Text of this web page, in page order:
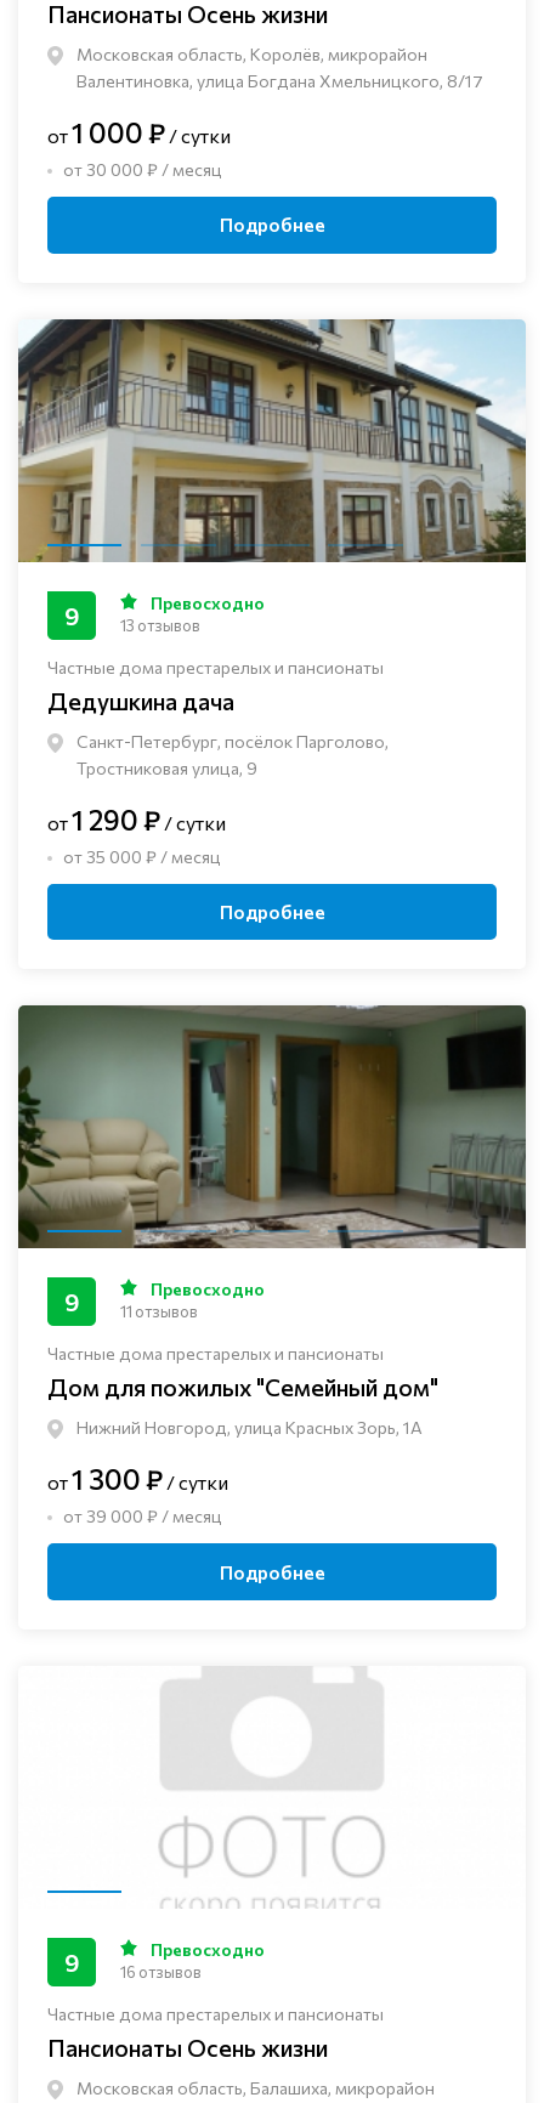
Пансионаты Осень жизни
Московская область, Королёв, микрорайон
Валентиновка, улица Богдана Хмельницкого, 8/17
от1 000 ₽ / сутки
от 30 000 ₽ / месяц
Подробнее
Частные дома престарелых и пансионаты
Дедушкина дача
Санкт-Петербург, посёлок Парголово,
Тростниковая улица, 9
9 Превосходно
13 отзывов
от1 290 ₽ / сутки
от 35 000 ₽ / месяц
Подробнее
Частные дома престарелых и пансионаты
Дом для пожилых "Семейный дом"
Нижний Новгород, улица Красных Зорь, 1А
9 Превосходно
11 отзывов
от1 300 ₽ / сутки
от 39 000 ₽ / месяц
Подробнее
Частные дома престарелых и пансионаты
Пансионаты Осень жизни
Московская область, Балашиха, микрорайон
9 Превосходно
16 отзывов